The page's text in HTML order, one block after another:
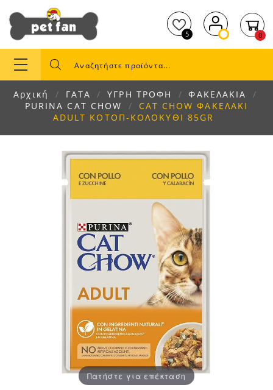
5 0
Αρχική ΓΑΤΑ ΥΓΡΗ ΤΡΟΦΗ
ΦΑΚΕΛΑΚΙΑ
PURINA CAT CHOW
CAT CHOW ΦΑΚΕΛΑΚΙ
ADULT ΚΟΤΟΠ-ΚΟΛΟΚΥΘΙ 85GR
Πατήστε για επέκταση